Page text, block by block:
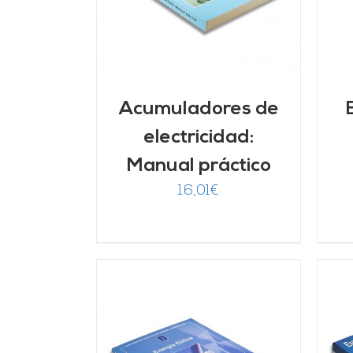
Acumuladores de
electricidad:
Manual práctico
16,01€